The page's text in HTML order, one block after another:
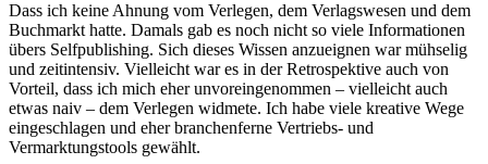
Dass ich keine Ahnung vom Verlegen, dem Verlagswesen und dem
Buchmarkt hatte. Damals gab es noch nicht so viele Informationen
übers Selfpublishing. Sich dieses Wissen anzueignen war mühselig
und zeitintensiv. Vielleicht war es in der Retrospektive auch von
Vorteil, dass ich mich eher unvoreingenommen – vielleicht auch
etwas naiv – dem Verlegen widmete. Ich habe viele kreative Wege
eingeschlagen und eher branchenferne Vertriebs- und
Vermarktungstools gewählt.